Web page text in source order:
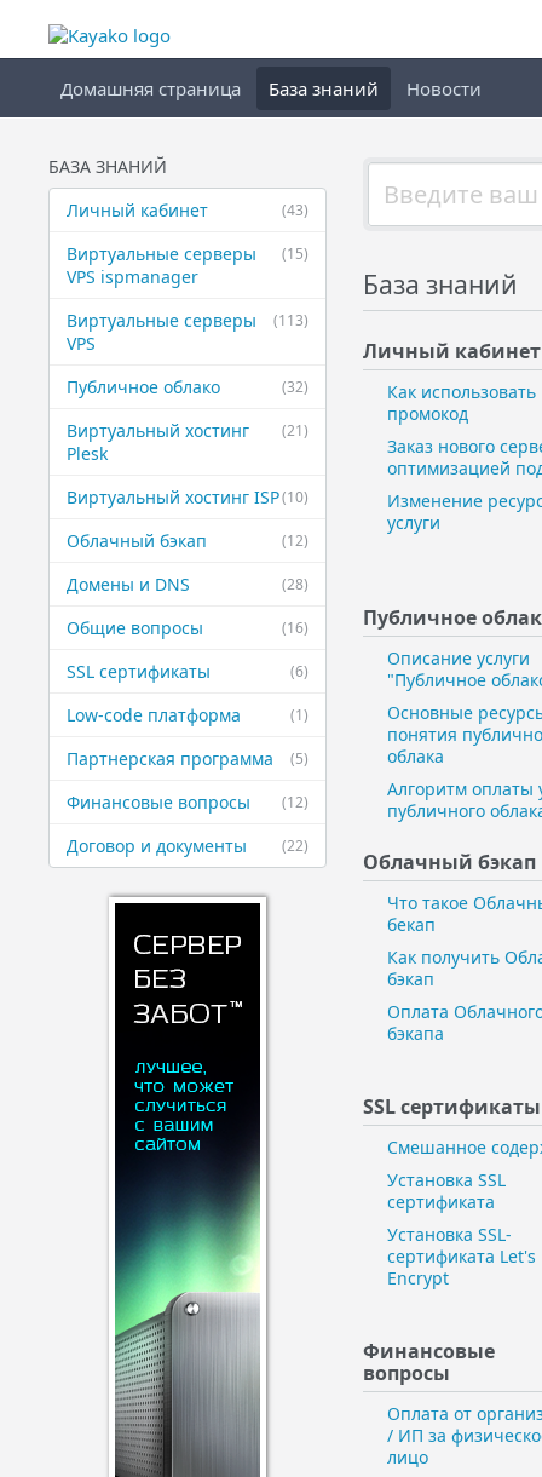
Домашняя страница База знаний Новости
БАЗА ЗНАНИЙ
(43)
Личный кабинет
(15)
Виртуальные ​серверы
VPS ispmanager
(113)
Виртуальные ​серверы
VPS
(32)
Публичное ​облако
(21)
Виртуальный ​хостинг
Plesk
(10)
Виртуальный ​хостинг ISP
(12)
Облачный бэкап
(28)
Домены и DNS
(16)
Общие вопросы
(6)
SSL сертификаты
(1)
Low-code платформа
(5)
Партнерская ​программа
(12)
Финансовые ​вопросы
(22)
Договор и ​документы
База знаний
Личный кабинет
Как использовать
промокод
Заказ нового
оптимизацией
Изменение
услуги
Публичное
Описание услуги
"Публичное
Основные
понятия
облака
Алгоритм оплаты
публичного
Облачный бэкап
Что такое
бекап
Как получить
бэкап
Оплата
бэкапа
SSL сертификаты
Смешанное
Установка SSL
сертификата
Установка SSL-
сертификата Let's
Encrypt
Финансовые ​
вопросы
Оплата от
/ ИП за
лицо